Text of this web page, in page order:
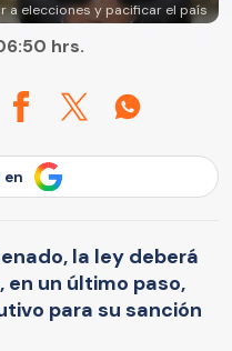
a elecciones y pacificar el país
hrs.
en
la ley deberá
en un último paso,
para su sanción